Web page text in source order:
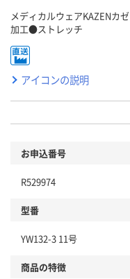
メディカルウェアKAZEN
加工●ストレッチ
アイコンの説明
お申込番号
R529974
型番
YW132-3 11号
商品の特徴